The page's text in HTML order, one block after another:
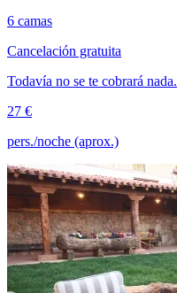
6 camas
Cancelación gratuita
Todavía no se te cobrará nada.
27 €
pers./noche (aprox.)